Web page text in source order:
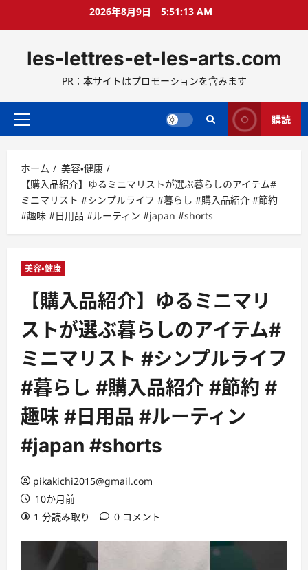
ス
ッ
2026年8月9日 5:51:14 AM
les-lettres-et-les-arts.com
PR：本サイトはプロモーションを含みます
メ
メ
ニ
ュ
ー
購読
ホーム
美容・健康
【購入品紹介】ゆるミニマリストが選ぶ暮らしのアイテム#
ミニマリスト #シンプルライフ #暮らし #購入品紹介 #節約
#趣味 #日用品 #ルーティン #japan #shorts
美容・健康
【購入品紹介】ゆるミニマリ
ストが選ぶ暮らしのアイテム#
ミニマリスト #シンプルライフ
#暮らし #購入品紹介 #節約 #
趣味 #日用品 #ルーティン
#japan #shorts
pikakichi2015@gmail.com
10か月前
1 分読み取り
0 コメント